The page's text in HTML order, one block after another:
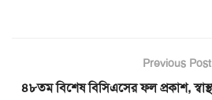
Previous Post
৪৮তম বিশেষ বিসিএসের ফল প্রকাশ,